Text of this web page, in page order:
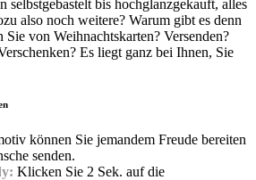
selbstgebastelt bis hochglanzgekauft, alles
also noch weitere? Warum gibt es denn
von Weihnachtskarten? Versenden?
Es liegt ganz bei Ihnen, Sie
können Sie jemandem Freude bereiten
senden.
Klicken Sie 2 Sek. auf die